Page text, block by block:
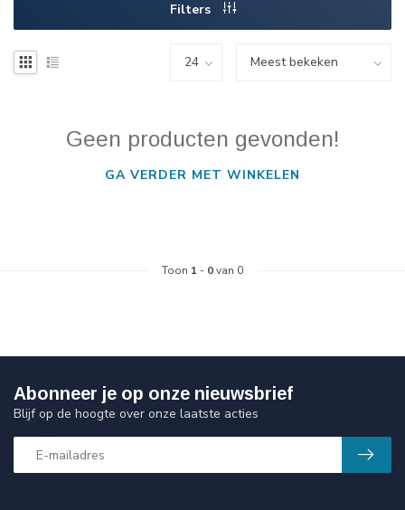
Filters
Geen producten gevonden!
GA VERDER MET WINKELEN
Toon 1 - 0van 0
Abonneer je op onze nieuwsbrief
Blijf op de hoogte over onze laatste acties